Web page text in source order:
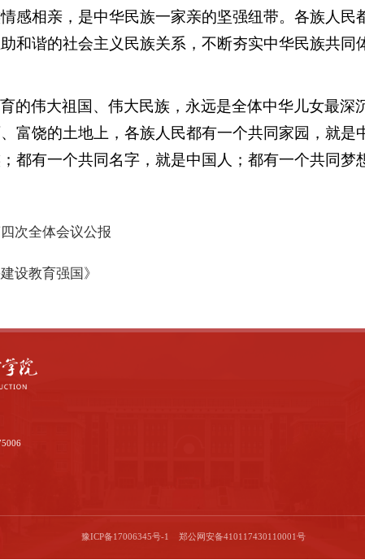
感相亲，是中华民族一家亲的坚强纽带。各族人民
和谐的社会主义民族关系，不断夯实中华民族共同
的伟大祖国、伟大民族，永远是全体中华儿女最深
富饶的土地上，各族人民都有一个共同家园，就是
都有一个共同名字，就是中国人；都有一个共同梦
次全体会议公报
设教育强国》
豫ICP备17006345号-1 郑公网安备410117430110001号